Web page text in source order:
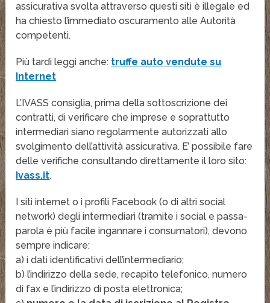
assicurativa svolta attraverso questi siti è illegale ed
ha chiesto l’immediato oscuramento alle Autorità
competenti.
Più tardi leggi anche: truffe auto vendute su
Internet
L’IVASS consiglia, prima della sottoscrizione dei
contratti, di verificare che imprese e soprattutto
intermediari siano regolarmente autorizzati allo
svolgimento dell’attività assicurativa. E’ possibile fare
delle verifiche consultando direttamente il loro sito:
Ivass.it.
I siti internet o i profili Facebook (o di altri social
network) degli intermediari (tramite i social e passa-
parola è più facile ingannare i consumatori), devono
sempre indicare:
a) i dati identificativi dell’intermediario;
b) l’indirizzo della sede, recapito telefonico, numero
di fax e l’indirizzo di posta elettronica;